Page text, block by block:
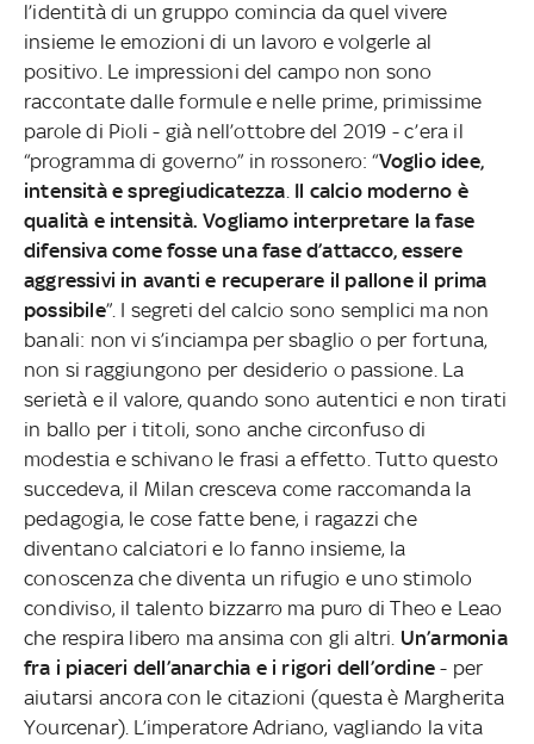
l’identità di un gruppo comincia da quel vivere
insieme le emozioni di un lavoro e volgerle al
positivo. Le impressioni del campo non sono
raccontate dalle formule e nelle prime, primissime
parole di Pioli - già nell’ottobre del 2019 - c’era il
“programma di governo” in rossonero: “Voglio idee,
intensità e spregiudicatezza. Il calcio moderno è
qualità e intensità. Vogliamo interpretare la fase
difensiva come fosse una fase d’attacco, essere
aggressivi in avanti e recuperare il pallone il prima
possibile”. I segreti del calcio sono semplici ma non
banali: non vi s’inciampa per sbaglio o per fortuna,
non si raggiungono per desiderio o passione. La
serietà e il valore, quando sono autentici e non tirati
in ballo per i titoli, sono anche circonfuso di
modestia e schivano le frasi a effetto. Tutto questo
succedeva, il Milan cresceva come raccomanda la
pedagogia, le cose fatte bene, i ragazzi che
diventano calciatori e lo fanno insieme, la
conoscenza che diventa un rifugio e uno stimolo
condiviso, il talento bizzarro ma puro di Theo e Leao
che respira libero ma ansima con gli altri. Un’armonia
fra i piaceri dell’anarchia e i rigori dell’ordine - per
aiutarsi ancora con le citazioni (questa è Margherita
Yourcenar). L’imperatore Adriano, vagliando la vita